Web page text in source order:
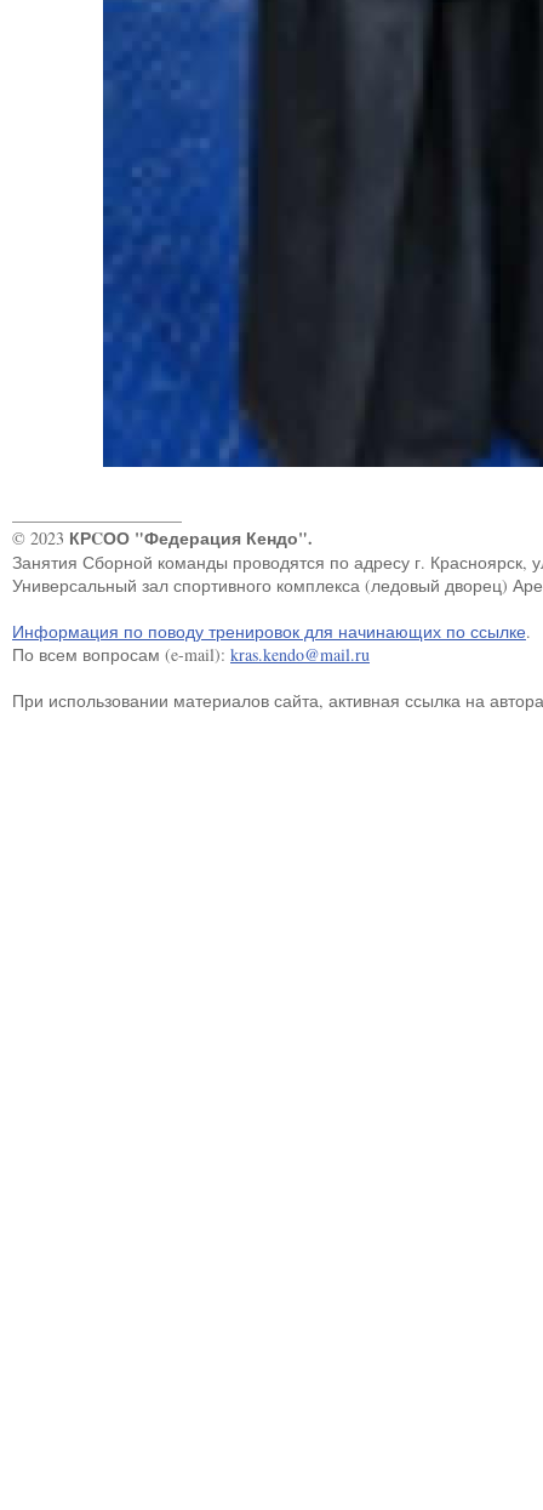
© 2023 КРCОО "Федерация Кендо".
Занятия Сборной команды проводятся по адресу г. Красноярск,
Универсальный зал спортивного комплекса (ледовый дворец)
Информация по поводу тренировок для начинающих по ссылке.
По всем вопросам (e-mail): kras.kendo@mail.ru
При использовании материалов сайта, активная ссылка на